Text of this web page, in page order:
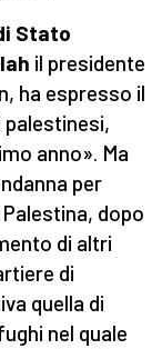
Stato
il presidente
ha espresso il
anno». Ma
per
dopo
di altri
di
quella di
nel quale